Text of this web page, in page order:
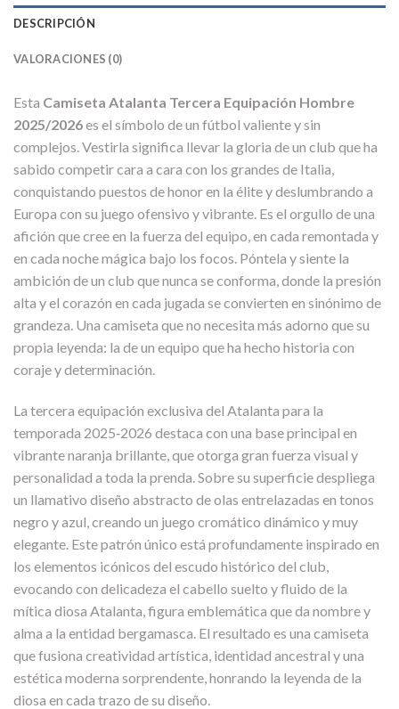
DESCRIPCIÓN
VALORACIONES (0)
Esta Camiseta Atalanta Tercera Equipación Hombre
2025/2026es el símbolo de un fútbol valiente y sin
complejos. Vestirla significa llevar la gloria de un club que ha
sabido competir cara a cara con los grandes de Italia,
conquistando puestos de honor en la élite y deslumbrando a
Europa con su juego ofensivo y vibrante. Es el orgullo de una
afición que cree en la fuerza del equipo, en cada remontada y
en cada noche mágica bajo los focos. Póntela y siente la
ambición de un club que nunca se conforma, donde la presión
alta y el corazón en cada jugada se convierten en sinónimo de
grandeza. Una camiseta que no necesita más adorno que su
propia leyenda: la de un equipo que ha hecho historia con
coraje y determinación.
La tercera equipación exclusiva del Atalanta para la
temporada 2025‑2026 destaca con una base principal en
vibrante naranja brillante, que otorga gran fuerza visual y
personalidad a toda la prenda. Sobre su superficie despliega
un llamativo diseño abstracto de olas entrelazadas en tonos
negro y azul, creando un juego cromático dinámico y muy
elegante. Este patrón único está profundamente inspirado en
los elementos icónicos del escudo histórico del club,
evocando con delicadeza el cabello suelto y fluido de la
mítica diosa Atalanta, figura emblemática que da nombre y
alma a la entidad bergamasca. El resultado es una camiseta
que fusiona creatividad artística, identidad ancestral y una
estética moderna sorprendente, honrando la leyenda de la
diosa en cada trazo de su diseño.